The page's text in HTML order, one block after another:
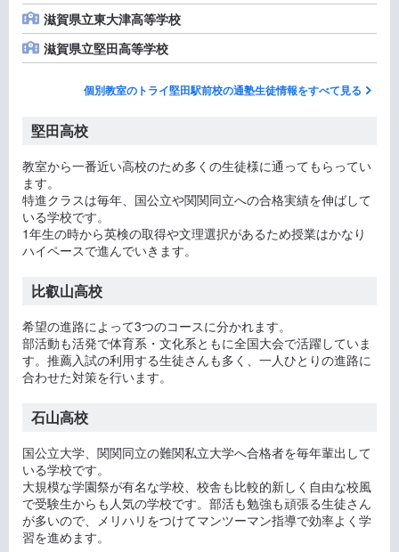
滋賀県立東大津高等学校
滋賀県立堅田高等学校
個別教室のトライ堅田駅前校の通塾生徒情報をすべて見る
堅田高校
教室から一番近い高校のため多くの生徒様に通ってもらってい
ます。
特進クラスは毎年、国公立や関関同立への合格実績を伸ばして
いる学校です。
1年生の時から英検の取得や文理選択があるため授業はかなり
ハイペースで進んでいきます。
比叡山高校
希望の進路によって3つのコースに分かれます。
部活動も活発で体育系・文化系ともに全国大会で活躍していま
す。推薦入試の利用する生徒さんも多く、一人ひとりの進路に
合わせた対策を行います。
石山高校
国公立大学、関関同立の難関私立大学へ合格者を毎年輩出して
いる学校です。
大規模な学園祭が有名な学校、校舎も比較的新しく自由な校風
で受験生からも人気の学校です。部活も勉強も頑張る生徒さん
が多いので、メリハリをつけてマンツーマン指導で効率よく学
習を進めます。